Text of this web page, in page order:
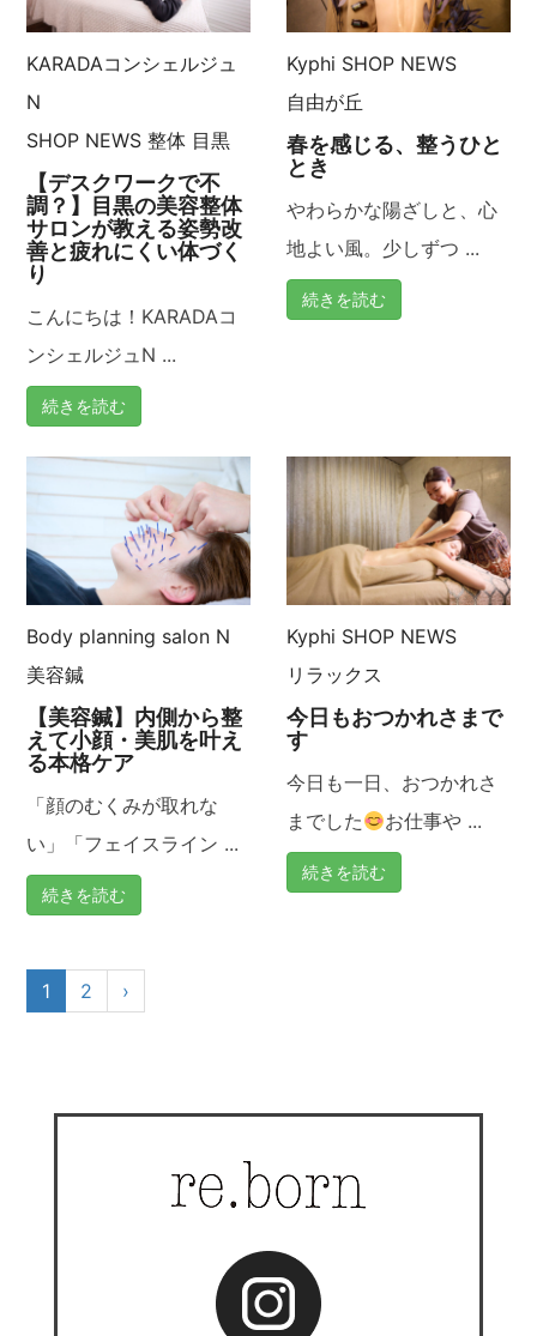
KARADAコンシェルジュ
N
SHOP NEWS 整体 目黒
【デスクワークで不
調？】目黒の美容整体
サロンが教える姿勢改
善と疲れにくい体づく
り
こんにちは！KARADAコ
ンシェルジュN ...
続きを読む
Kyphi SHOP NEWS
自由が丘
春を感じる、整うひと
とき
やわらかな陽ざしと、心
地よい風。少しずつ ...
続きを読む
Body planning salon N
美容鍼
【美容鍼】内側から整
えて小顔・美肌を叶え
る本格ケア
「顔のむくみが取れな
い」「フェイスライン ...
続きを読む
Kyphi SHOP NEWS
リラックス
今日もおつかれさまで
す
今日も一日、おつかれさ
までした
お仕事や ...
続きを読む
1 2 ›